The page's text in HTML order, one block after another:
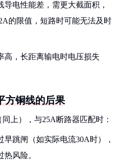
电性能差，需更大截面积，
的限值，短路时可能无法及时
高，长距离输电时电压损失
方铜线的后果
上），与25A断路器匹配时：
跳闸（如实际电流30A时），
风险。